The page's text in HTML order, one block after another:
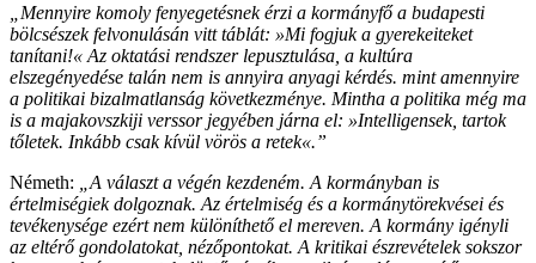
„Mennyire komoly fenyegetésnek érzi a kormányfő a budapesti
bölcsészek felvonulásán vitt táblát: »Mi fogjuk a gyerekeiteket
tanítani!« Az oktatási rendszer lepusztulása, a kultúra
elszegényedése talán nem is annyira anyagi kérdés. mint amennyire
a politikai bizalmatlanság következménye. Mintha a politika még ma
is a majakovszkiji verssor jegyében járna el: »Intelligensek, tartok
tőletek. Inkább csak kívül vörös a retek«.”
Németh:
„A választ a végén kezdeném. A kormányban is
értelmiségiek dolgoznak. Az értelmiség és a kormánytörekvései és
tevékenysége ezért nem különíthető el mereven. A kormány igényli
az eltérő gondolatokat, nézőpontokat. A kritikai észrevételek sokszor